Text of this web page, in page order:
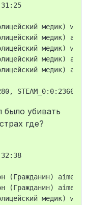
и бьёт меня
Потом в
и жду когда он
и держу руку
бьёт меня я
не бегу за ним.
раз и я уже
он бежит на
и
Приехал
я так и
и я уже ему
не буду.
накинул на него
вести. Как не
медик)
медик)
медик)
медик)
медик)
было убивать
где?
(Гражданин)
(Гражданин)
медик)